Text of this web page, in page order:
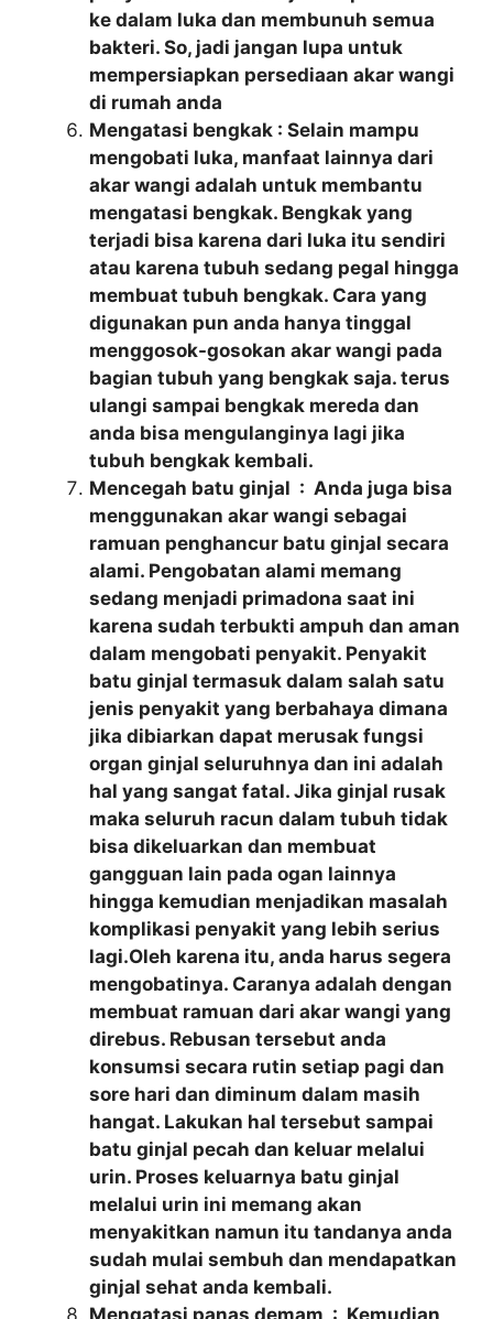
ke dalam luka dan membunuh semua
bakteri. So, jadi jangan lupa untuk
mempersiapkan persediaan akar wangi
di rumah anda
Mengatasi bengkak : Selain mampu
mengobati luka, manfaat lainnya dari
akar wangi adalah untuk membantu
mengatasi bengkak. Bengkak yang
terjadi bisa karena dari luka itu sendiri
atau karena tubuh sedang pegal hingga
membuat tubuh bengkak. Cara yang
digunakan pun anda hanya tinggal
menggosok-gosokan akar wangi pada
bagian tubuh yang bengkak saja. terus
ulangi sampai bengkak mereda dan
anda bisa mengulanginya lagi jika
tubuh bengkak kembali.
Mencegah batu ginjal : Anda juga bisa
menggunakan akar wangi sebagai
ramuan penghancur batu ginjal secara
alami. Pengobatan alami memang
sedang menjadi primadona saat ini
karena sudah terbukti ampuh dan aman
dalam mengobati penyakit. Penyakit
batu ginjal termasuk dalam salah satu
jenis penyakit yang berbahaya dimana
jika dibiarkan dapat merusak fungsi
organ ginjal seluruhnya dan ini adalah
hal yang sangat fatal. Jika ginjal rusak
maka seluruh racun dalam tubuh tidak
bisa dikeluarkan dan membuat
gangguan lain pada ogan lainnya
hingga kemudian menjadikan masalah
komplikasi penyakit yang lebih serius
lagi.Oleh karena itu, anda harus segera
mengobatinya. Caranya adalah dengan
membuat ramuan dari akar wangi yang
direbus. Rebusan tersebut anda
konsumsi secara rutin setiap pagi dan
sore hari dan diminum dalam masih
hangat. Lakukan hal tersebut sampai
batu ginjal pecah dan keluar melalui
urin. Proses keluarnya batu ginjal
melalui urin ini memang akan
menyakitkan namun itu tandanya anda
sudah mulai sembuh dan mendapatkan
ginjal sehat anda kembali.